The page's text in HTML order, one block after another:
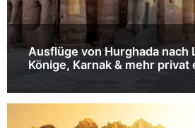
Ausflüge von Hurghada nach
Könige, Karnak & mehr privat